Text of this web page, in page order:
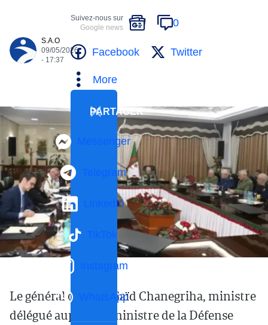
S.A.O
09/05/2026
- 17:37
Suivez-nous sur
Google news
0
Facebook Twitter
More
PARTAGER
Messenger
Telegram
LinkedIn
TikTok
Instagram
WhatsApp
Le général d’armée Saïd Chanegriha, ministre
délégué auprès du ministre de la Défense